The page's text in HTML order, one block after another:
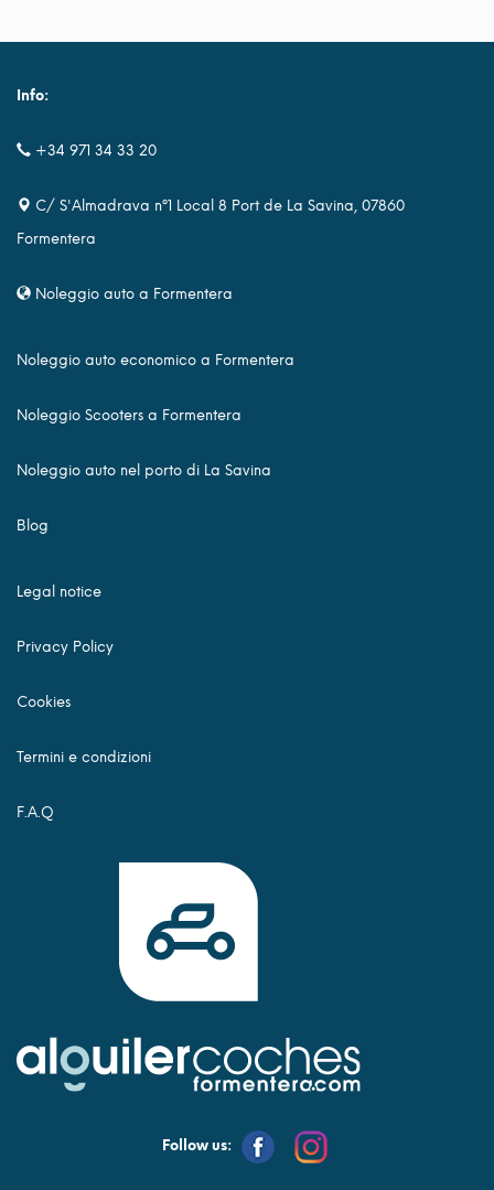
Info:
+34 971 34 33 20
C/ S'Almadrava nº1 Local 8 Port de La Savina, 07860
Formentera
Noleggio auto a Formentera
Noleggio auto economico a Formentera
Noleggio Scooters a Formentera
Noleggio auto nel porto di La Savina
Blog
Legal notice
Privacy Policy
Cookies
Termini e condizioni
F.A.Q
Follow us: